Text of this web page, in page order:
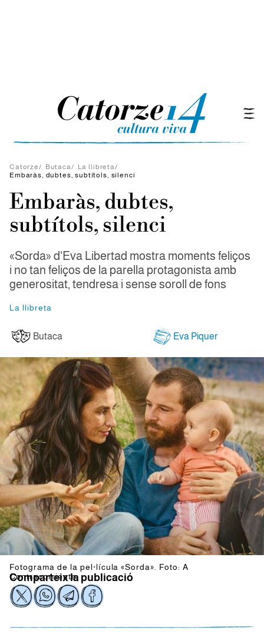
Catorze/ Butaca/ La llibreta/
Embaràs, dubtes, subtítols, silenci
Embaràs, dubtes,
subtítols, silenci
«Sorda» d'Eva Libertad mostra moments feliços
i no tan feliços de la parella protagonista amb
generositat, tendresa i sense soroll de fons
La llibreta
Butaca Eva Piquer
Fotograma de la pel·lícula «Sorda». Foto: A
Contracorriente
Comparteix la publicació